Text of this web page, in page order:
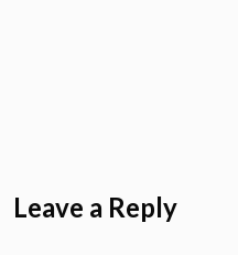
Leave a Reply